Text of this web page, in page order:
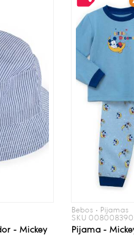
- Mickey
Bebos • Pijamas
SKU
Pijama -